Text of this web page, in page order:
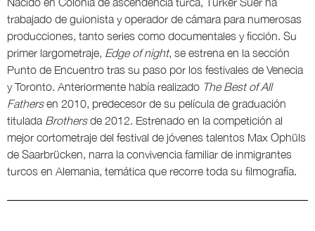
trabajado de guionista y operador de cámara para numerosas
producciones, tanto series como documentales y ficción. Su
primer largometraje, Edge of night, se estrena en la sección
Punto de Encuentro tras su paso por los festivales de Venecia
y Toronto. Anteriormente había realizado The Best of All
Fathersen 2010, predecesor de su película de graduación
titulada Brothersde 2012. Estrenado en la competición al
mejor cortometraje del festival de jóvenes talentos Max Ophüls
de Saarbrücken, narra la convivencia familiar de inmigrantes
turcos en Alemania, temática que recorre toda su filmografía.